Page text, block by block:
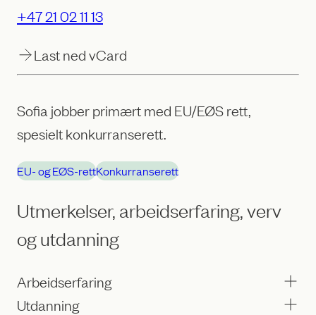
+47 21 02 11 13
Last ned vCard
Sofia jobber primært med EU/EØS rett,
spesielt konkurranserett.
EU- og EØS-rettKonkurranserett
Utmerkelser, arbeidserfaring, verv
og utdanning
Arbeidserfaring
Utdanning